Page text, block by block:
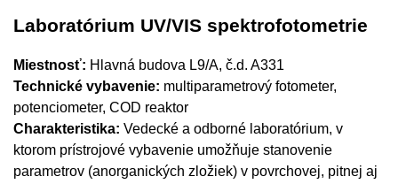
Laboratórium UV/VIS spektrofotometrie
Miestnosť: Hlavná budova L9/A, č.d. A331
Technické vybavenie: multiparametrový fotometer,
potenciometer, COD reaktor
Charakteristika: Vedecké a odborné laboratórium, v
ktorom prístrojové vybavenie umožňuje stanovenie
parametrov (anorganických zložiek) v povrchovej, pitnej aj